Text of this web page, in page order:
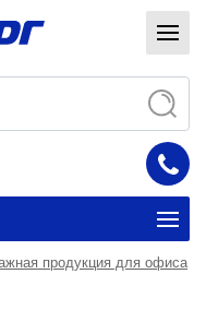
продукция для офиса